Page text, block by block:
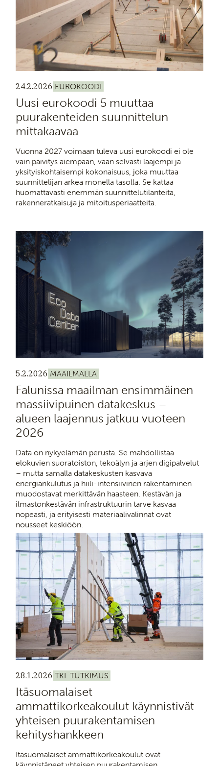
24.2.2026 EUROKOODI
Uusi eurokoodi 5 muuttaa
puurakenteiden suunnittelun
mittakaavaa
Vuonna 2027 voimaan tuleva uusi eurokoodi ei ole
vain päivitys aiempaan, vaan selvästi laajempi ja
yksityiskohtaisempi kokonaisuus, joka muuttaa
suunnittelijan arkea monella tasolla. Se kattaa
huomattavasti enemmän suunnittelutilanteita,
rakenneratkaisuja ja mitoitusperiaatteita.
5.2.2026 MAAILMALLA
Falunissa maailman ensimmäinen
massiivipuinen datakeskus –
alueen laajennus jatkuu vuoteen
2026
Data on nykyelämän perusta. Se mahdollistaa
elokuvien suoratoiston, tekoälyn ja arjen digipalvelut
– mutta samalla datakeskusten kasvava
energiankulutus ja hiili-intensiivinen rakentaminen
muodostavat merkittävän haasteen. Kestävän ja
ilmastonkestävän infrastruktuurin tarve kasvaa
nopeasti, ja erityisesti materiaalivalinnat ovat
nousseet keskiöön.
28.1.2026 TKI TUTKIMUS
Itäsuomalaiset
ammattikorkeakoulut käynnistivät
yhteisen puurakentamisen
kehityshankkeen
Itäsuomalaiset ammattikorkeakoulut ovat